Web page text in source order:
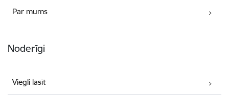
Par mums
Noderīgi
Viegli lasīt